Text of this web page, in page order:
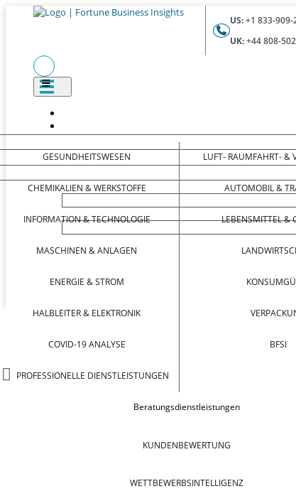
US:+1 833-
UK:+44 808-
GESUNDHEITSWESEN
CHEMIKALIEN & WERKSTOFFE
INFORMATION & TECHNOLOGIE
MASCHINEN & ANLAGEN
ENERGIE & STROM
HALBLEITER & ELEKTRONIK
COVID-19 ANALYSE
PROFESSIONELLE DIENSTLEISTUNGEN
LUFT- RAUMFAHRT- &
AUTOMOBIL &
LEBENSMITTEL &
BFSI
Beratungsdienstleistungen
KUNDENBEWERTUNG
WETTBEWERBSINTELLIGENZ